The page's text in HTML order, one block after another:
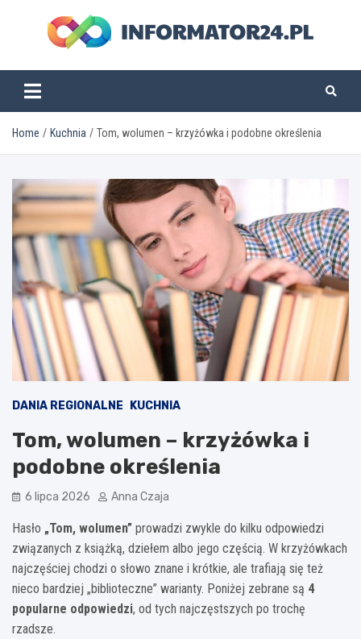
informator24.pl
Home Kuchnia Tom, wolumen – krzyżówka i podobne określenia
DANIA REGIONALNE KUCHNIA
Tom, wolumen – krzyżówka i
podobne określenia
6 lipca 2026 Anna Czaja
Hasło „Tom, wolumen” prowadzi zwykle do kilku odpowiedzi
związanych z książką, dziełem albo jego częścią. W krzyżówkach
najczęściej chodzi o słowo znane i krótkie, ale trafiają się też
nieco bardziej „biblioteczne” warianty. Poniżej zebrane są 4
popularne odpowiedzi, od tych najczęstszych po trochę
rzadsze.